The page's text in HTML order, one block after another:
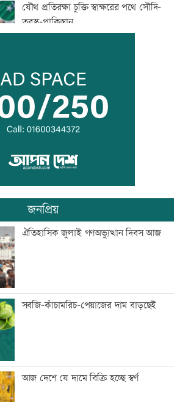
যৌথ প্রতিরক্ষা চুক্তি স্বাক্ষরের পথে সৌদি-
তুরস্ক-পাকিস্তান
বিশ্ববাজারে ফের বাড়ল জ্বালানি তেলের দাম
সিলেটে দুই বাসের সংঘর্ষে প্রাণ গেল
আটজনের
দুপুরের মধ্যে ঝোড়ো হাওয়াসহ বজ্রবৃষ্টি হতে
পারে যেসব অঞ্চলে
ডিএমপির ১২ ঊর্ধ্বতন কর্মকর্তাকে বদলি
জন্মসূত্রে নাগরিকত্ব সীমিত করতে ট্রাম্পের
নতুন নির্বাহী আদেশ
জনপ্রিয়
ঐতিহাসিক জুলাই গণঅভ্যুত্থান দিবস আজ
সবজি-কাঁচামরিচ-পেয়াজের দাম বাড়ছেই
আজ দেশে যে দামে বিক্রি হচ্ছে স্বর্ণ